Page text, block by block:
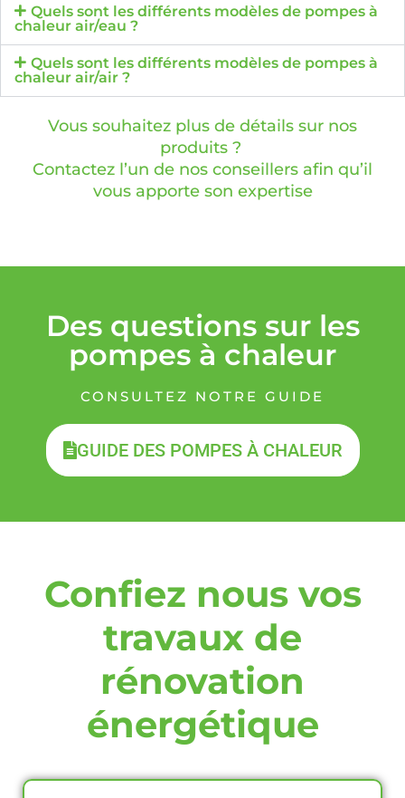
Quels sont les différents modèles de pompes à
chaleur air/eau ?
Quels sont les différents modèles de pompes à
chaleur air/air ?
Vous souhaitez plus de détails sur nos
produits ?
Contactez l’un de nos conseillers afin qu’il
vous apporte son expertise
Des questions sur les
pompes à chaleur
CONSULTEZ NOTRE GUIDE
GUIDE DES POMPES À CHALEUR
Confiez nous vos
travaux de
rénovation
énergétique